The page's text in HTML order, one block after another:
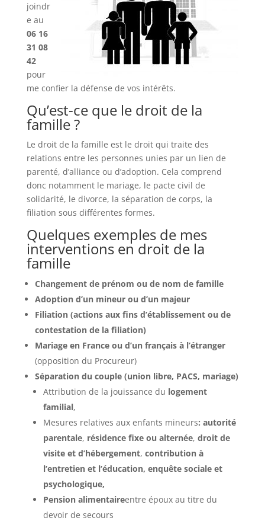
joindr
e au
06 16
31 08
42
pour
me confier la défense de vos intérêts.
Qu’est-ce que le droit de la
famille ?
Le droit de la famille est le droit qui traite des
relations entre les personnes unies par un lien de
parenté, d’alliance ou d’adoption. Cela comprend
donc notamment le mariage, le pacte civil de
solidarité, le divorce, la séparation de corps, la
filiation sous différentes formes.
Quelques exemples de mes
interventions en droit de la
famille
Changement de prénom ou de nom de famille
Adoption d’un mineur ou d’un majeur
Filiation (actions aux fins d’établissement ou de
contestation de la filiation)
Mariage en France ou d’un français à l’étranger
(opposition du Procureur)
Séparation du couple (union libre, PACS, mariage)
Attribution de la jouissance du logement
familial,
Mesures relatives aux enfants mineurs: autorité
parentale, résidence fixe ou alternée, droit de
visite et d’hébergement, contribution à
l’entretien et l’éducation, enquête sociale et
psychologique,
Pension alimentaireentre époux au titre du
devoir de secours